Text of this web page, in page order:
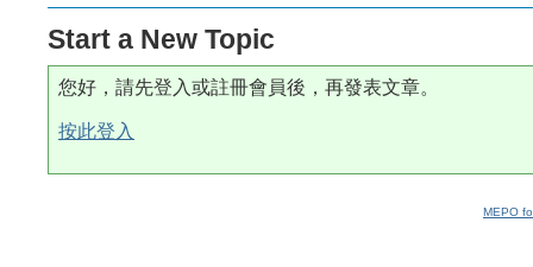
Start a New Topic
您好，請先登入或註冊會員後，再發表文章。
按此登入
MEPO